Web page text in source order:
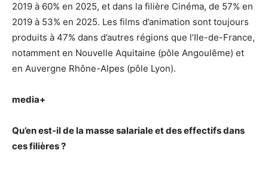
2019 à 60% en 2025, et dans la filière Cinéma, de 57% en
2019 à 53% en 2025. Les films d’animation sont toujours
produits à 47% dans d’autres régions que l’Ile-de-France,
notamment en Nouvelle Aquitaine (pôle Angoulême) et
en Auvergne Rhône-Alpes (pôle Lyon).
media+
Qu’en est-il de la masse salariale et des effectifs dans
ces filières ?